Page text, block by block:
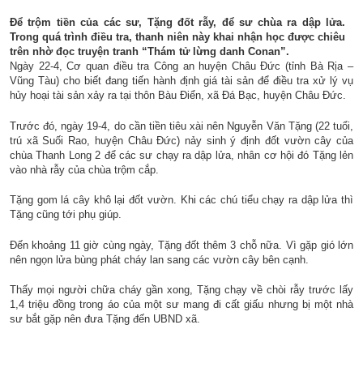
Để trộm tiền của các sư, Tặng đốt rẫy, để sư chùa ra dập lửa.
Trong quá trình điều tra, thanh niên này khai nhận học được chiêu
trên nhờ đọc truyện tranh “Thám tử lừng danh Conan”.
Ngày 22-4, Cơ quan điều tra Công an huyện Châu Đức (tỉnh Bà Rịa –
Vũng Tàu) cho biết đang tiến hành định giá tài sản để điều tra xử lý vụ
hủy hoại tài sản xảy ra tại thôn Bàu Điển, xã Đá Bạc, huyện Châu Đức.
Trước đó, ngày 19-4, do cần tiền tiêu xài nên Nguyễn Văn Tặng (22 tuổi,
trú xã Suối Rao, huyện Châu Đức) nảy sinh ý định đốt vườn cây của
chùa Thanh Long 2 để các sư chạy ra dập lửa, nhân cơ hội đó Tặng lẻn
vào nhà rẫy của chùa trộm cắp.
Tặng gom lá cây khô lại đốt vườn. Khi các chú tiểu chạy ra dập lửa thì
Tặng cũng tới phụ giúp.
Đến khoảng 11 giờ cùng ngày, Tặng đốt thêm 3 chỗ nữa. Vì gặp gió lớn
nên ngọn lửa bùng phát cháy lan sang các vườn cây bên cạnh.
Thấy mọi người chữa cháy gần xong, Tặng chạy về chòi rẫy trước lấy
1,4 triệu đồng trong áo của một sư mang đi cất giấu nhưng bị một nhà
sư bắt gặp nên đưa Tặng đến UBND xã.